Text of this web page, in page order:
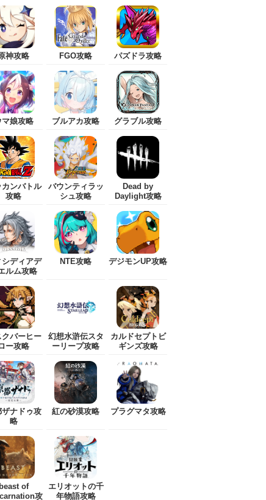
神攻略 FGO攻略 パズドラ攻略
マ娘攻略 ブルアカ攻略 グラブル攻略
カンバトル
攻略
バウンティラッ
シュ攻略
Dead by
Daylight攻略
シディアデ
ルム攻略
NTE攻略 デジモンUP攻略
クバーヒー
ー攻略
幻想水滸伝スタ
ーリープ攻略
カルドセプトビ
ギンズ攻略
ザナドゥ攻
略
紅の砂漠攻略 プラグマタ攻略
beast of
攻
エリオットの千
年物語攻略